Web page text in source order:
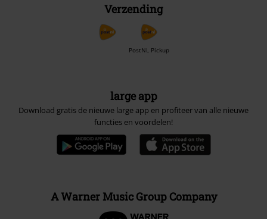
Verzending
PostNL Pickup
large app
Download gratis de nieuwe large app en profiteer van alle nieuwe
functies en voordelen!
A Warner Music Group Company